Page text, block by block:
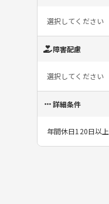
選択してください
障害配慮
選択してください
詳細条件
年間休日120日以上